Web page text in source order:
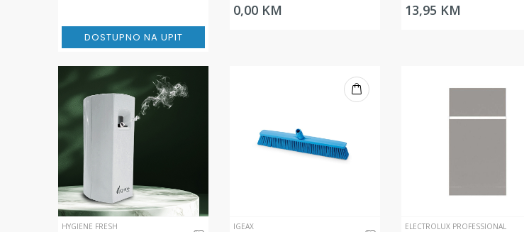
DOSTUPNO NA UPIT
0,00 KM 13,95 KM
HYGIENE FRESH IGEAX ELECTROLUX PROFESSIONAL